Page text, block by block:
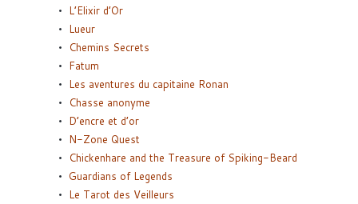
L’Elixir d’Or
Lueur
Chemins Secrets
Fatum
Les aventures du capitaine Ronan
Chasse anonyme
D’encre et d’or
N-Zone Quest
Chickenhare and the Treasure of Spiking-Beard
Guardians of Legends
Le Tarot des Veilleurs